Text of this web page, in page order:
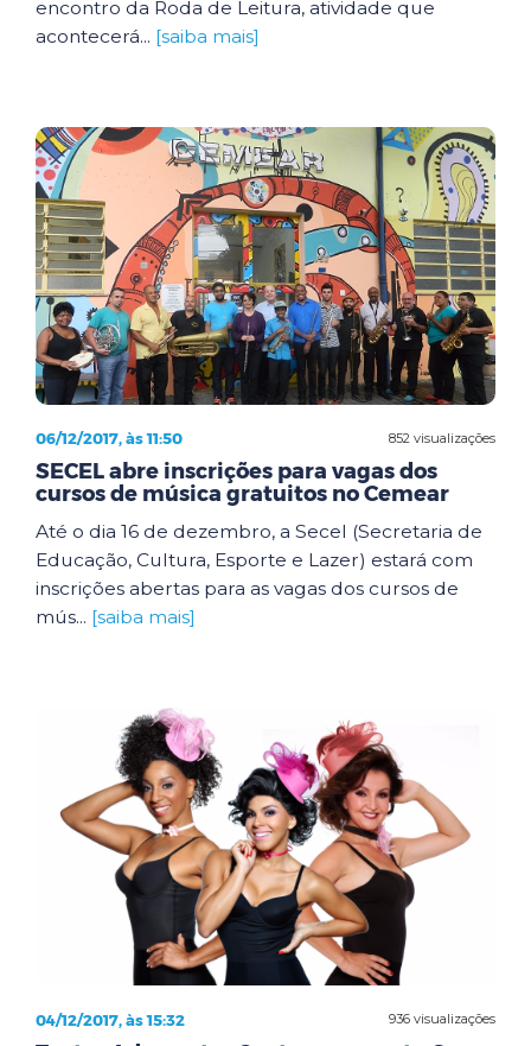
encontro da Roda de Leitura, atividade que
acontecerá... [saiba mais]
852 visualizações
06/12/2017, às 11:50
SECEL abre inscrições para vagas dos
cursos de música gratuitos no Cemear
Até o dia 16 de dezembro, a Secel (Secretaria de
Educação, Cultura, Esporte e Lazer) estará com
inscrições abertas para as vagas dos cursos de
mús... [saiba mais]
936 visualizações
04/12/2017, às 15:32